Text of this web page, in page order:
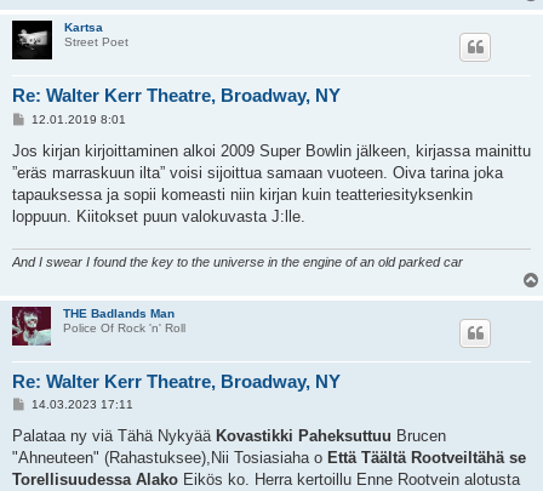
Kartsa
Street Poet
Re: Walter Kerr Theatre, Broadway, NY
V
e
t
i
12.01.2019 8:01
Jos kirjan kirjoittaminen alkoi 2009 Super Bowlin jälkeen, kirjassa mainittu
”eräs marraskuun ilta” voisi sijoittua samaan vuoteen. Oiva tarina joka
tapauksessa ja sopii komeasti niin kirjan kuin teatteriesityksenkin
loppuun. Kiitokset puun valokuvasta J:lle.
And I swear I found the key to the universe in the engine of an old parked car
THE Badlands Man
Police Of Rock 'n' Roll
Re: Walter Kerr Theatre, Broadway, NY
V
e
t
i
14.03.2023 17:11
Palataa ny viä Tähä Nykyää Kovastikki Paheksuttuu Brucen
"Ahneuteen" (Rahastuksee),Nii Tosiasiaha o Että Täältä Rootveiltähä se
Torellisuudessa Alako Eikös ko. Herra kertoillu Enne Rootvein alotusta